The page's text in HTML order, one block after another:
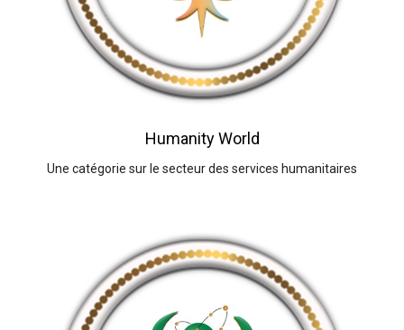
Humanity World
Une catégorie sur le secteur des services humanitaires